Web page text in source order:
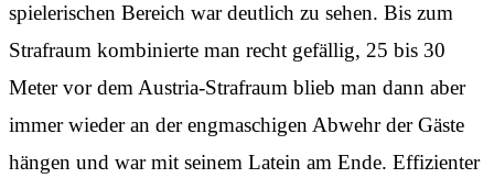
spielerischen Bereich war deutlich zu sehen. Bis zum
Strafraum kombinierte man recht gefällig, 25 bis 30
Meter vor dem Austria-Strafraum blieb man dann aber
immer wieder an der engmaschigen Abwehr der Gäste
hängen und war mit seinem Latein am Ende. Effizienter